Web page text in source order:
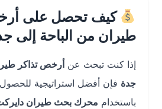
كيف تحصل على أرخص
طيران من الباحة إلى جدة؟
إذا كنت تبحث عنأرخص تذاكر طيران من
فإن أفضل استراتيجية للحصول على
باستخداممحرك بحث طيران دايركت